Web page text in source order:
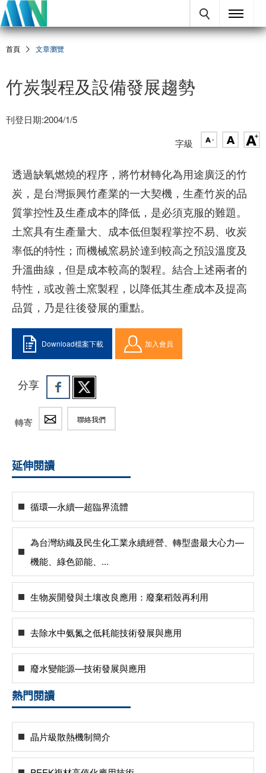
首頁 文章瀏覽
竹炭製程及設備發展趨勢
刊登日期:2004/1/5
字級
透過缺氧燃燒的程序，將竹材轉化為用途廣泛的竹
炭，是台灣振興竹產業的一大契機，生產竹炭的品
質掌控性及生產成本的降低，是必須克服的難題。
土窯具有生產量大、成本低但製程掌控不易、收炭
率低的特性；而機械窯易於達到較高之預設溫度及
升溫曲線，但是成本較高的製程。結合上述兩者的
特性，或改善土窯製程，以降低其生產成本及提高
品質，乃是往後發展的重點。
Download檔案下載 加入會員
分享
轉寄 聯絡我們
延伸閱讀
循環—永續—超臨界流體
為台灣紡織及民生化工業永續經營、轉型盡最大心力—
機能、綠色節能、...
生物炭開發與土壤改良應用：廢棄稻殼再利用
去除水中氨氮之低耗能技術發展與應用
廢水變能源—技術發展與應用
熱門閱讀
晶片級散熱機制簡介